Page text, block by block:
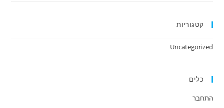
קטגוריות
Uncategorized
כלים
התחבר